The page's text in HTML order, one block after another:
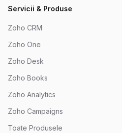
Servicii & Produse
Zoho CRM
Zoho One
Zoho Desk
Zoho Books
Zoho Analytics
Zoho Campaigns
Toate Produsele